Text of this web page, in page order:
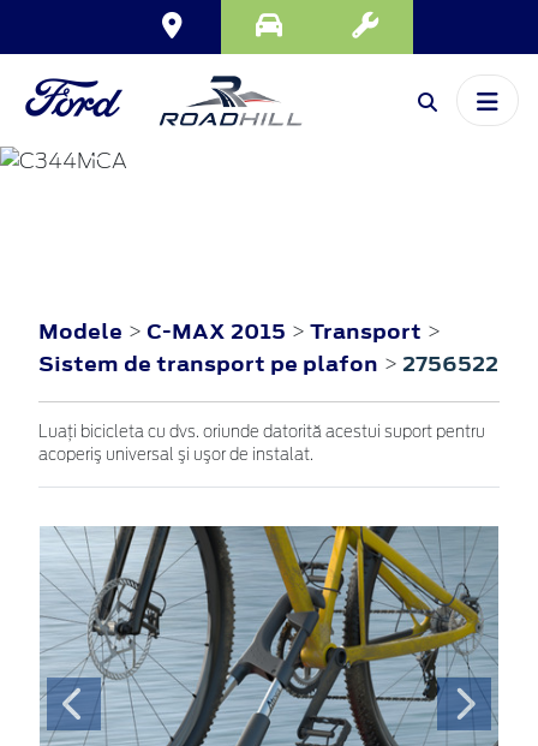
C-MAX
Modele > C-MAX 2015 > Transport >
Sistem de transport pe plafon > 2756522
Luaţi bicicleta cu dvs. oriunde datorită acestui suport pentru
acoperiş universal şi uşor de instalat.